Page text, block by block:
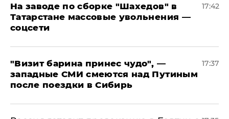
На заводе по сборке "Шахедов" в
Татарстане массовые увольнения —
соцсети
17:42
"Визит барина принес чудо", —
западные СМИ смеются над Путиным
после поездки в Сибирь
17:37